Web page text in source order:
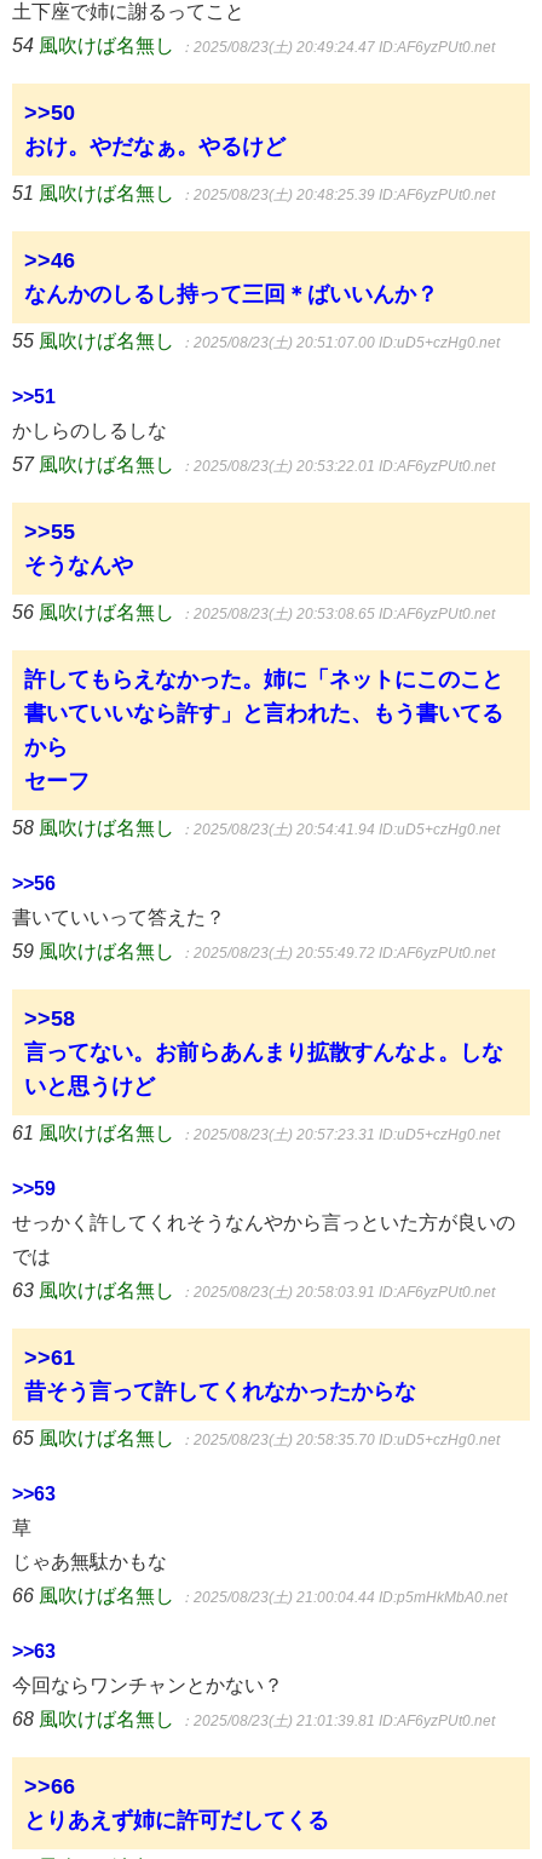
土下座で姉に謝るってこと
54 風吹けば名無し ：2025/08/23(土) 20:49:24.47 ID:AF6yzPUt0.net
>>50
おけ。やだなぁ。やるけど
51 風吹けば名無し ：2025/08/23(土) 20:48:25.39 ID:AF6yzPUt0.net
>>46
なんかのしるし持って三回＊ばいいんか？
55 風吹けば名無し ：2025/08/23(土) 20:51:07.00 ID:uD5+czHg0.net
>>51
かしらのしるしな
57 風吹けば名無し ：2025/08/23(土) 20:53:22.01 ID:AF6yzPUt0.net
>>55
そうなんや
56 風吹けば名無し ：2025/08/23(土) 20:53:08.65 ID:AF6yzPUt0.net
許してもらえなかった。姉に「ネットにこのこと
書いていいなら許す」と言われた、もう書いてる
から
セーフ
58 風吹けば名無し ：2025/08/23(土) 20:54:41.94 ID:uD5+czHg0.net
>>56
書いていいって答えた？
59 風吹けば名無し ：2025/08/23(土) 20:55:49.72 ID:AF6yzPUt0.net
>>58
言ってない。お前らあんまり拡散すんなよ。しな
いと思うけど
61 風吹けば名無し ：2025/08/23(土) 20:57:23.31 ID:uD5+czHg0.net
>>59
せっかく許してくれそうなんやから言っといた方が良いの
では
63 風吹けば名無し ：2025/08/23(土) 20:58:03.91 ID:AF6yzPUt0.net
>>61
昔そう言って許してくれなかったからな
65 風吹けば名無し ：2025/08/23(土) 20:58:35.70 ID:uD5+czHg0.net
>>63
草
じゃあ無駄かもな
66 風吹けば名無し ：2025/08/23(土) 21:00:04.44 ID:p5mHkMbA0.net
>>63
今回ならワンチャンとかない？
68 風吹けば名無し ：2025/08/23(土) 21:01:39.81 ID:AF6yzPUt0.net
>>66
とりあえず姉に許可だしてくる